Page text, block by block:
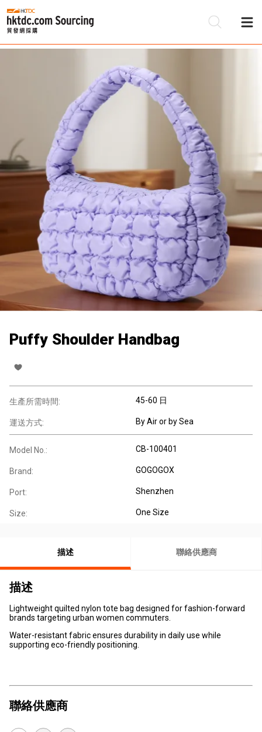
Puffy Shoulder Handbag
生產所需時間: 45-60 日
運送方式: By Air or by Sea
Model No.: CB-100401
Brand: GOGOGOX
Port: Shenzhen
Size: One Size
描述 聯絡供應商
描述
Lightweight quilted nylon tote bag designed for fashion-forward
brands targeting urban women commuters.
Water-resistant fabric ensures durability in daily use while
supporting eco-friendly positioning.
聯絡供應商